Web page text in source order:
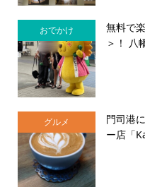
おでかけ
無料で
＞！ 八
グルメ
門司港
ー店「